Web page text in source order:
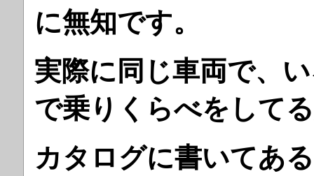
に無知です。
実際に同じ車両で、
で乗りくらべをして
カタログに書いてあ